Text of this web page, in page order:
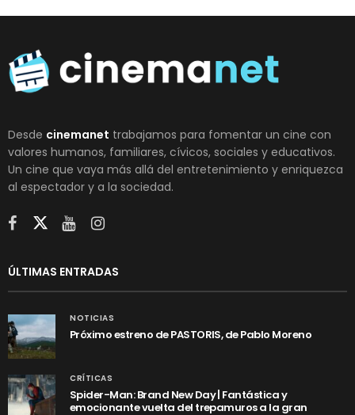
Desde cinemanet trabajamos para fomentar un cine con
valores humanos, familiares, cívicos, sociales y educativos.
Un cine que vaya más allá del entretenimiento y enriquezca
al espectador y a la sociedad.
ÚLTIMAS ENTRADAS
NOTICIAS
Próximo estreno de PASTORIS, de Pablo Moreno
CRÍTICAS
Spider-Man: Brand New Day | Fantástica y
emocionante vuelta del trepamuros a la gran